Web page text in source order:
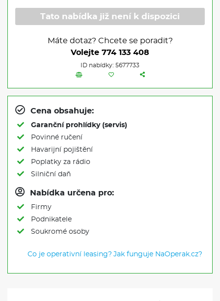
Tato nabídka již není k dispozici
Máte dotaz? Chcete se poradit?
Volejte 774 133 408
ID nabídky: 5677733
Cena obsahuje:
Garanční prohlídky (servis)
Povinné ručení
Havarijní pojištění
Poplatky za rádio
Silniční daň
Nabídka určena pro:
Firmy
Podnikatele
Soukromé osoby
Co je operativní leasing? Jak funguje NaOperak.cz?